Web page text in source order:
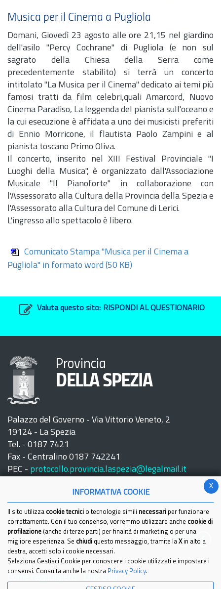
Musica per il Cinema a Pugliola
Domani, Giovedì 23 agosto alle ore 21,15 nel giardino
dell'asilo "Percy Cochrane" di Pugliola (e non sul
sagrato della Chiesa della Serra come
precedentemente stabilito) si terrà un concerto
intitolato "La Musica per il Cinema" dedicato ai temi più
famosi tratti da film celebri,quali Amarcord, Nuovo
Cinema Paradiso, La leggenda del pianista sull'oceano e
la cui esecuzione è affidata a uno dei musicisti preferiti
di Ennio Morricone, il flautista Paolo Zampini e al
pianista toscano Primo Oliva.
Il concerto, inserito nel XIII Festival Provinciale "I
Luoghi della Musica", è organizzato dall'Associazione
Musicale "Il Pianoforte" in collaborazione con
l'Assessorato alla Cultura della Provincia della Spezia e
l'Assessorato alla Cultura del Comune di Lerici.
L'ingresso allo spettacolo è libero.
Comunicato Stampa "Musica per il Cinema a
Pugliola" in formato word (50 KB)
Valuta questo sito: RISPONDI AL QUESTIONARIO
Provincia
DELLA SPEZIA
Palazzo del Governo - Via Vittorio Veneto, 2
19124 - La Spezia
Tel. - 0187 7421
Fax - Centralino 0187 742241
PEC - protocollo.provincia.laspezia@legalmail.it
Seguici su:
x
INFORMATIVA COOKIE
Il sito utilizza cookie tecnici o tecnologie simili necessari per funzionare
correttamente. Con il tuo consenso, vorremmo utilizzare anche cookie di
profilazione (anche di terze parti) per finalità di marketing o per una
migliore esperienza. Se chiudi questo messaggio, tramite la Xin alto a
destra, accetti solo i cookie necessari.
Seleziona Gestisci Cookie per conoscere i cookie utilizzati e impostare i
consensi. Consulta anche la nostra Privacy Policy.